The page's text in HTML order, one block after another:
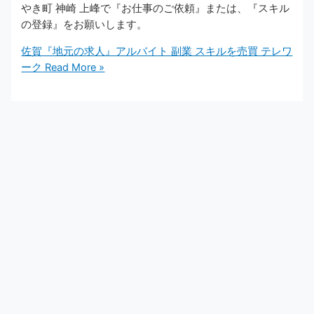
やき町 神崎 上峰で『お仕事のご依頼』または、『スキル
の登録』をお願いします。
佐賀『地元の求人』アルバイト 副業 スキルを売買 テレワ
ーク Read More »